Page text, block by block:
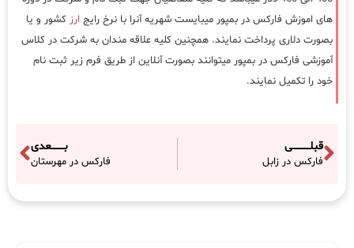
های اموزش فارکس در بمپور میبایست شهریه آنرا با نرخ رایج ارز کشور و یا
بصورت دلاری پرداخت نمایند. همچنین کلیه علاقه مندان به شرکت در کلاس
آموزشی فارکس در بمپور میتوانند بصورت آنلاین از طریق فرم زیر ثبت نام
خود را تکمیل نمایند.
قبلـــــــــــی
فارکس در زابل
بــــــــعدی
فارکس در مهرستان